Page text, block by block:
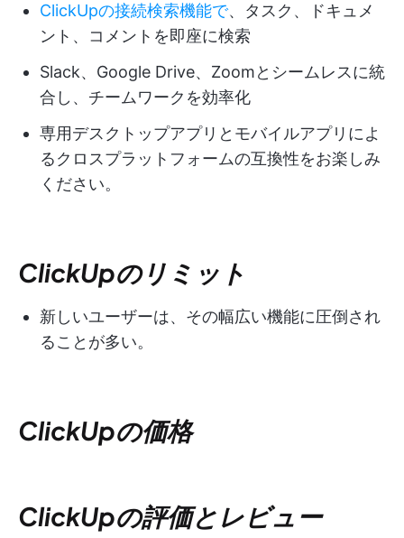
ClickUpの接続検索機能で、タスク、ドキュメ
ント、コメントを即座に検索
Slack、Google Drive、Zoomとシームレスに統
合し、チームワークを効率化
専用デスクトップアプリとモバイルアプリによ
るクロスプラットフォームの互換性をお楽しみ
ください。
ClickUpのリミット
新しいユーザーは、その幅広い機能に圧倒され
ることが多い。
ClickUpの価格
ClickUpの評価とレビュー